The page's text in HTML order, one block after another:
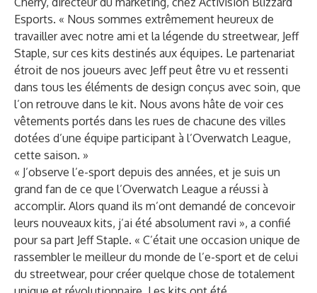
Esports. « Nous sommes extrêmement heureux de
travailler avec notre ami et la légende du streetwear, Jeff
Staple, sur ces kits destinés aux équipes. Le partenariat
étroit de nos joueurs avec Jeff peut être vu et ressenti
dans tous les éléments de design conçus avec soin, que
l’on retrouve dans le kit. Nous avons hâte de voir ces
vêtements portés dans les rues de chacune des villes
dotées d’une équipe participant à l’Overwatch League,
cette saison. »
« J’observe l’e-sport depuis des années, et je suis un
grand fan de ce que l’Overwatch League a réussi à
accomplir. Alors quand ils m’ont demandé de concevoir
leurs nouveaux kits, j’ai été absolument ravi », a confié
pour sa part Jeff Staple. « C’était une occasion unique de
rassembler le meilleur du monde de l’e-sport et de celui
du streetwear, pour créer quelque chose de totalement